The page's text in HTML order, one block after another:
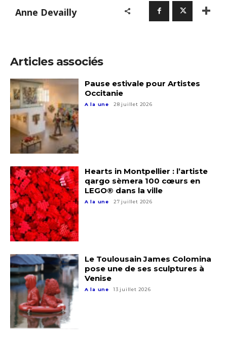
Anne Devailly
Articles associés
Pause estivale pour Artistes
Occitanie
A la une 28 juillet 2026
Hearts in Montpellier : l’artiste
qargo sèmera 100 cœurs en
LEGO® dans la ville
A la une 27 juillet 2026
Le Toulousain James Colomina
pose une de ses sculptures à
Venise
A la une 13 juillet 2026